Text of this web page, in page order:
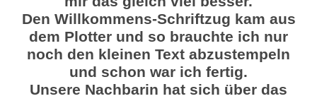
Den Willkommens-Schriftzug kam aus
dem Plotter und so brauchte ich nur
noch den kleinen Text abzustempeln
und schon war ich fertig.
Unsere Nachbarin hat sich über das